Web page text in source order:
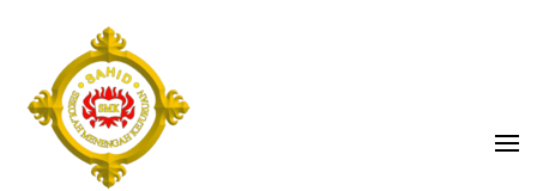
konten
(Tekan
Enter)